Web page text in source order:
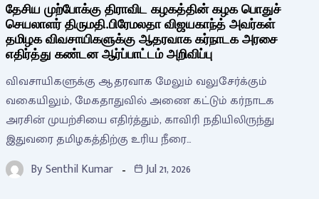
தேசிய முற்போக்கு திராவிட கழகத்தின் கழக பொதுச்
செயலாளர் திருமதி.பிரேமலதா விஜயகாந்த் அவர்கள்
தமிழக விவசாயிகளுக்கு ஆதரவாக கர்நாடக அரசை
எதிர்த்து கண்டன ஆர்ப்பாட்டம் அறிவிப்பு
விவசாயிகளுக்கு ஆதரவாக மேலும் வலுசேர்க்கும்
வகையிலும், மேகதாதுவில் அணை கட்டும் கர்நாடக
அரசின் முயற்சியை எதிர்த்தும், காவிரி நதியிலிருந்து
இதுவரை தமிழகத்திற்கு உரிய நீரை…
BySenthil Kumar Jul 21, 2026